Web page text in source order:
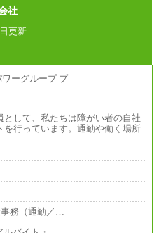
社
更新
して、私たちは障がい者の自社
行っています。通勤や働く場所
事務（通勤／…